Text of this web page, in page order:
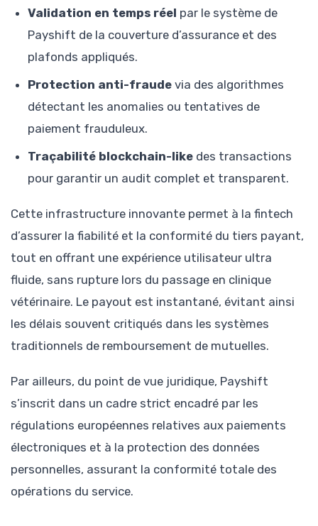
Validation en temps réel par le système de
Payshift de la couverture d’assurance et des
plafonds appliqués.
Protection anti-fraude via des algorithmes
détectant les anomalies ou tentatives de
paiement frauduleux.
Traçabilité blockchain-like des transactions
pour garantir un audit complet et transparent.
Cette infrastructure innovante permet à la fintech
d’assurer la fiabilité et la conformité du tiers payant,
tout en offrant une expérience utilisateur ultra
fluide, sans rupture lors du passage en clinique
vétérinaire. Le payout est instantané, évitant ainsi
les délais souvent critiqués dans les systèmes
traditionnels de remboursement de mutuelles.
Par ailleurs, du point de vue juridique, Payshift
s’inscrit dans un cadre strict encadré par les
régulations européennes relatives aux paiements
électroniques et à la protection des données
personnelles, assurant la conformité totale des
opérations du service.